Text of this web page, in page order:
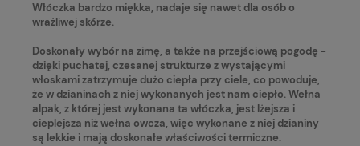
Włóczka bardzo miękka, nadaje się nawet dla osób o
wrażliwej skórze.
Doskonały wybór na zimę, a także na przejściową pogodę -
dzięki puchatej, czesanej strukturze z wystającymi
włoskami zatrzymuje dużo ciepła przy ciele, co powoduje,
że w dzianinach z niej wykonanych jest nam ciepło. Wełna
alpak, z której jest wykonana ta włóczka, jest lżejsza i
cieplejsza niż wełna owcza, więc wykonane z niej dzianiny
są lekkie i mają doskonałe właściwości termiczne.